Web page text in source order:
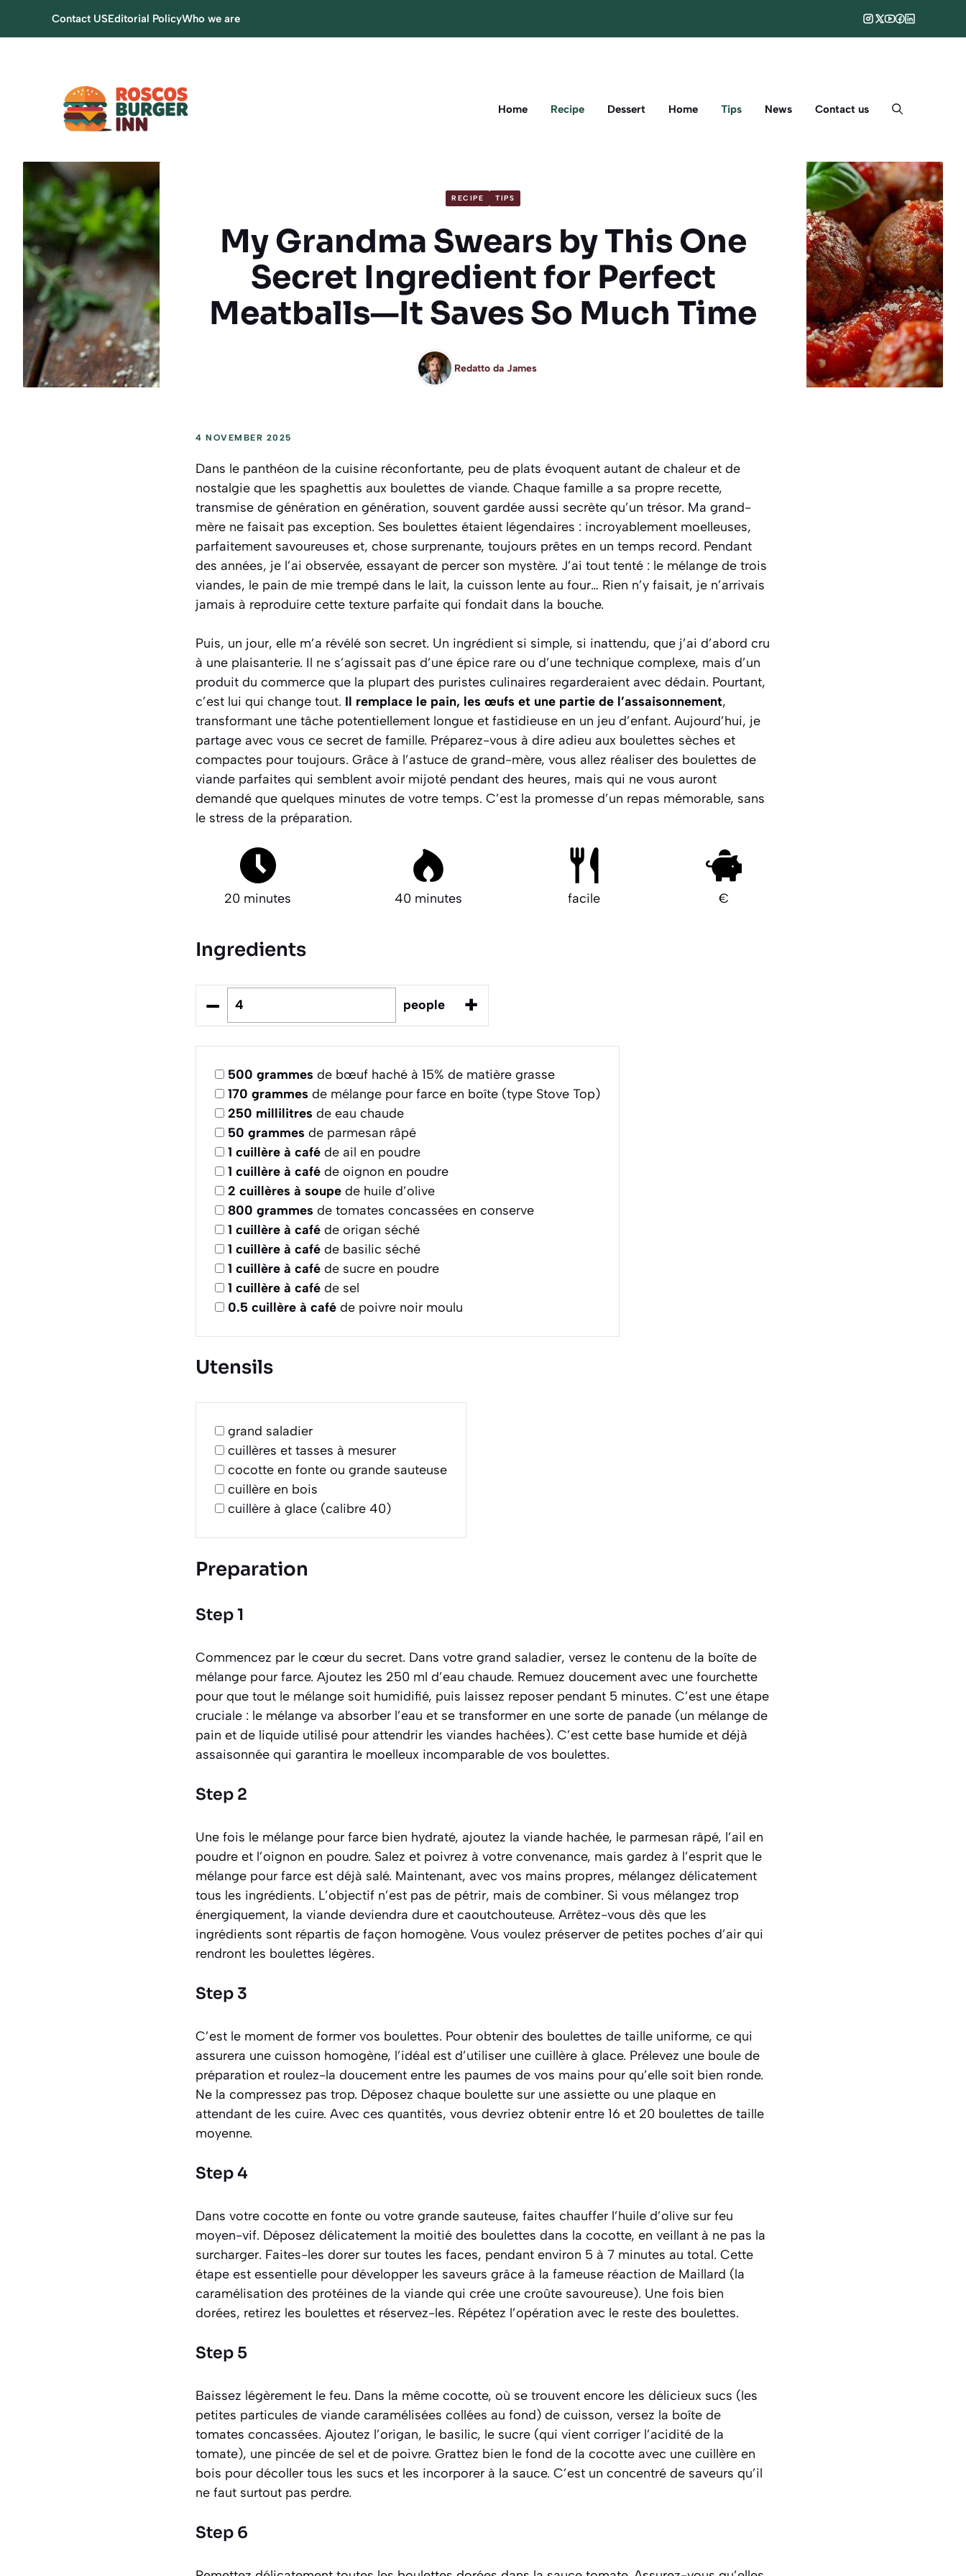
Contact USEditorial PolicyWho we are
Home Recipe Dessert Home Tips News Contact us
RECIPE TIPS
My Grandma Swears by This One
Secret Ingredient for Perfect
Meatballs—It Saves So Much Time
Redatto da James
4 NOVEMBER 2025
Dans le panthéon de la cuisine réconfortante, peu de plats évoquent autant de chaleur et de
nostalgie que les spaghettis aux boulettes de viande. Chaque famille a sa propre recette,
transmise de génération en génération, souvent gardée aussi secrète qu’un trésor. Ma grand-
mère ne faisait pas exception. Ses boulettes étaient légendaires : incroyablement moelleuses,
parfaitement savoureuses et, chose surprenante, toujours prêtes en un temps record. Pendant
des années, je l’ai observée, essayant de percer son mystère. J’ai tout tenté : le mélange de trois
viandes, le pain de mie trempé dans le lait, la cuisson lente au four… Rien n’y faisait, je n’arrivais
jamais à reproduire cette texture parfaite qui fondait dans la bouche.
Puis, un jour, elle m’a révélé son secret. Un ingrédient si simple, si inattendu, que j’ai d’abord cru
à une plaisanterie. Il ne s’agissait pas d’une épice rare ou d’une technique complexe, mais d’un
produit du commerce que la plupart des puristes culinaires regarderaient avec dédain. Pourtant,
c’est lui qui change tout. Il remplace le pain, les œufs et une partie de l’assaisonnement,
transformant une tâche potentiellement longue et fastidieuse en un jeu d’enfant. Aujourd’hui, je
partage avec vous ce secret de famille. Préparez-vous à dire adieu aux boulettes sèches et
compactes pour toujours. Grâce à l’astuce de grand-mère, vous allez réaliser des boulettes de
viande parfaites qui semblent avoir mijoté pendant des heures, mais qui ne vous auront
demandé que quelques minutes de votre temps. C’est la promesse d’un repas mémorable, sans
le stress de la préparation.
20 minutes 40 minutes facile €
Ingredients
– people +
500 grammes de bœuf haché à 15% de matière grasse
170 grammes de mélange pour farce en boîte (type Stove Top)
250 millilitres de eau chaude
50 grammes de parmesan râpé
1 cuillère à café de ail en poudre
1 cuillère à café de oignon en poudre
2 cuillères à soupe de huile d’olive
800 grammes de tomates concassées en conserve
1 cuillère à café de origan séché
1 cuillère à café de basilic séché
1 cuillère à café de sucre en poudre
1 cuillère à café de sel
0.5 cuillère à café de poivre noir moulu
Utensils
grand saladier
cuillères et tasses à mesurer
cocotte en fonte ou grande sauteuse
cuillère en bois
cuillère à glace (calibre 40)
Preparation
Step 1
Commencez par le cœur du secret. Dans votre grand saladier, versez le contenu de la boîte de
mélange pour farce. Ajoutez les 250 ml d’eau chaude. Remuez doucement avec une fourchette
pour que tout le mélange soit humidifié, puis laissez reposer pendant 5 minutes. C’est une étape
cruciale : le mélange va absorber l’eau et se transformer en une sorte de panade (un mélange de
pain et de liquide utilisé pour attendrir les viandes hachées). C’est cette base humide et déjà
assaisonnée qui garantira le moelleux incomparable de vos boulettes.
Step 2
Une fois le mélange pour farce bien hydraté, ajoutez la viande hachée, le parmesan râpé, l’ail en
poudre et l’oignon en poudre. Salez et poivrez à votre convenance, mais gardez à l’esprit que le
mélange pour farce est déjà salé. Maintenant, avec vos mains propres, mélangez délicatement
tous les ingrédients. L’objectif n’est pas de pétrir, mais de combiner. Si vous mélangez trop
énergiquement, la viande deviendra dure et caoutchouteuse. Arrêtez-vous dès que les
ingrédients sont répartis de façon homogène. Vous voulez préserver de petites poches d’air qui
rendront les boulettes légères.
Step 3
C’est le moment de former vos boulettes. Pour obtenir des boulettes de taille uniforme, ce qui
assurera une cuisson homogène, l’idéal est d’utiliser une cuillère à glace. Prélevez une boule de
préparation et roulez-la doucement entre les paumes de vos mains pour qu’elle soit bien ronde.
Ne la compressez pas trop. Déposez chaque boulette sur une assiette ou une plaque en
attendant de les cuire. Avec ces quantités, vous devriez obtenir entre 16 et 20 boulettes de taille
moyenne.
Step 4
Dans votre cocotte en fonte ou votre grande sauteuse, faites chauffer l’huile d’olive sur feu
moyen-vif. Déposez délicatement la moitié des boulettes dans la cocotte, en veillant à ne pas la
surcharger. Faites-les dorer sur toutes les faces, pendant environ 5 à 7 minutes au total. Cette
étape est essentielle pour développer les saveurs grâce à la fameuse réaction de Maillard (la
caramélisation des protéines de la viande qui crée une croûte savoureuse). Une fois bien
dorées, retirez les boulettes et réservez-les. Répétez l’opération avec le reste des boulettes.
Step 5
Baissez légèrement le feu. Dans la même cocotte, où se trouvent encore les délicieux sucs (les
petites particules de viande caramélisées collées au fond) de cuisson, versez la boîte de
tomates concassées. Ajoutez l’origan, le basilic, le sucre (qui vient corriger l’acidité de la
tomate), une pincée de sel et de poivre. Grattez bien le fond de la cocotte avec une cuillère en
bois pour décoller tous les sucs et les incorporer à la sauce. C’est un concentré de saveurs qu’il
ne faut surtout pas perdre.
Step 6